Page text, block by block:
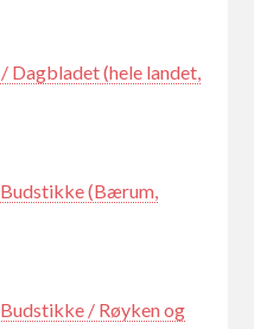
Dagbladet (hele landet,
(Bærum,
/ Røyken og